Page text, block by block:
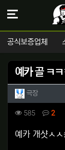
공식보증업체
예카 골 ㅋ
작성자 정
극장작성
컨텐츠 정
585조회 2댓글
본문
예카 개샷ㅅ